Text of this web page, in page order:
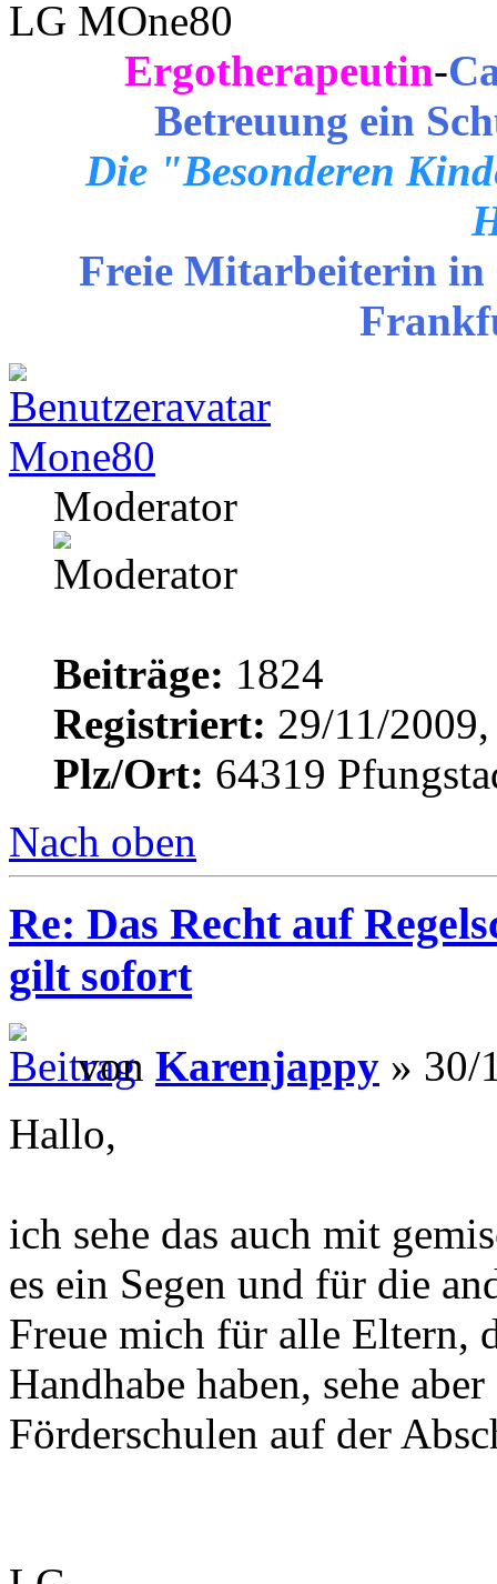
LG MOne80
Ergotherapeutin-
Betreuung ein
Die "Besonderen
Freie Mitarbeiterin in
Mone80
Moderator
Beiträge: 1824
Registriert: 29/11/
Plz/Ort: 64319
Nach oben
Re: Das Recht auf
gilt sofort
von Karenjappy » 30/
Hallo,
ich sehe das auch mit
es ein Segen und für die
Freue mich für alle Eltern,
Handhabe haben, sehe
Förderschulen auf der